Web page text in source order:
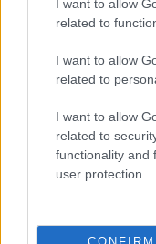
I want to allow
related to
I want to allow
related to
I want to allow
related to
functionality and
user protection.
CONFIRM